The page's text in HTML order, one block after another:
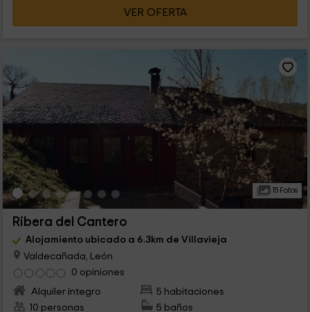
VER OFERTA
15 Fotos
Ribera del Cantero
Alojamiento ubicado a 6.3km de Villavieja
Valdecañada, León
0 opiniones
Alquiler íntegro
5 habitaciones
10 personas
5 baños